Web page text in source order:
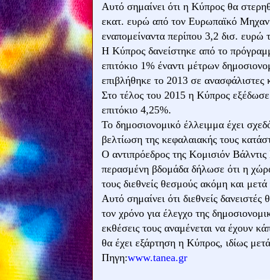
Αυτό σημαίνει ότι η Κύπρος θα
εκατ. ευρώ από τον Ευρωπαϊκό
εναπομείναντα περίπου 3,2 δισ. ευρώ
Η Κύπρος δανείστηκε από το
επιτόκιο 1% έναντι μέτρων
επιβλήθηκε το 2013 σε ανασφάλιστες
Στο τέλος του 2015 η Κύπρος εξέδωσε
επιτόκιο 4,25%.
Το δημοσιονομικό έλλειμμα έχει
βελτίωση της κεφαλαιακής τους
Ο αντιπρόεδρος της Κομισιόν
περασμένη βδομάδα δήλωσε ότι η
τους διεθνείς θεσμούς ακόμη και
Αυτό σημαίνει ότι διεθνείς
τον χρόνο για έλεγχο της
εκθέσεις τους αναμένεται να έχουν
θα έχει εξάρτηση η Κύπρος, ιδίως
Πηγη:www.tanea.gr